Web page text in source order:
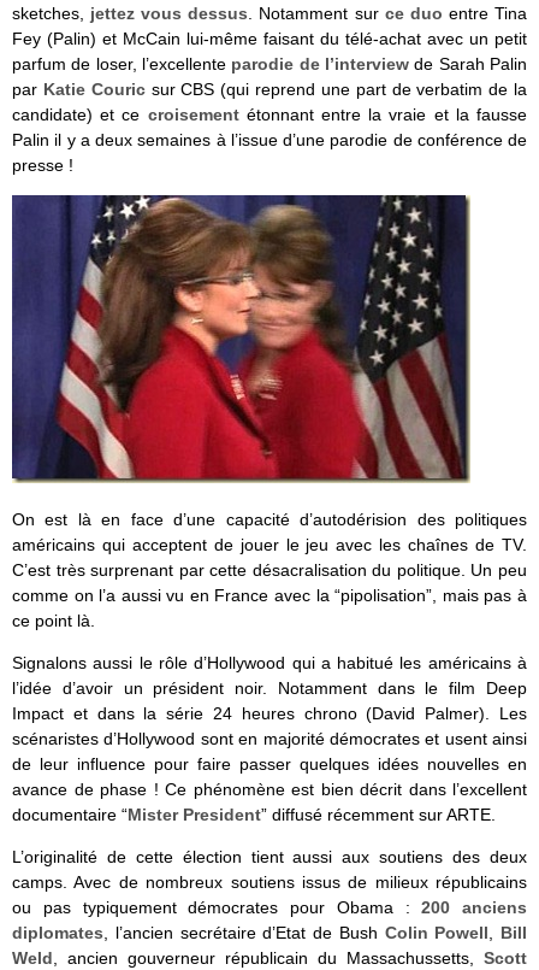
sketches, jettez vous dessus . Notamment sur ce duo entre Tina
Fey (Palin) et McCain lui-même faisant du télé-achat avec un petit
parfum de loser, l’excellente parodie de l’interview de Sarah Palin
par Katie Couricsur CBS (qui reprend une part de verbatim de la
candidate) et ce croisementétonnant entre la vraie et la fausse
Palin il y a deux semaines à l’issue d’une parodie de conférence de
presse !
On est là en face d’une capacité d’autodérision des politiques
américains qui acceptent de jouer le jeu avec les chaînes de TV.
C’est très surprenant par cette désacralisation du politique. Un peu
comme on l’a aussi vu en France avec la “pipolisation”, mais pas à
ce point là.
Signalons aussi le rôle d’Hollywood qui a habitué les américains à
l’idée d’avoir un président noir. Notamment dans le film Deep
Impact et dans la série 24 heures chrono (David Palmer). Les
scénaristes d’Hollywood sont en majorité démocrates et usent ainsi
de leur influence pour faire passer quelques idées nouvelles en
avance de phase ! Ce phénomène est bien décrit dans l’excellent
documentaire “Mister President” diffusé récemment sur ARTE.
L’originalité de cette élection tient aussi aux soutiens des deux
camps. Avec de nombreux soutiens issus de milieux républicains
ou pas typiquement démocrates pour Obama :200 anciens
diplomates , l’ancien secrétaire d’Etat de Bush Colin Powell
Bill
Weld , ancien gouverneur républicain du Massachussetts, Scott